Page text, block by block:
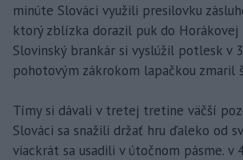
minúte Slováci využili presilovku
ktorý zblízka dorazil puk do Horákovej
Slovinský brankár si vyslúžil potlesk v
pohotovým zákrokom lapačkou zmaril
Tímy si dávali v tretej tretine väčší
Slováci sa snažili držať hru ďaleko od
viackrát sa usadili v útočnom pásme. v